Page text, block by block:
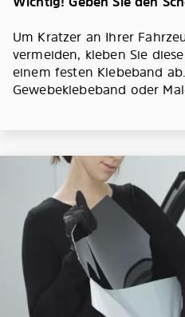
Um Kratzer an Ihrer
vermeiden, kleben Sie
einem festen Klebeband
Gewebeklebeband oder